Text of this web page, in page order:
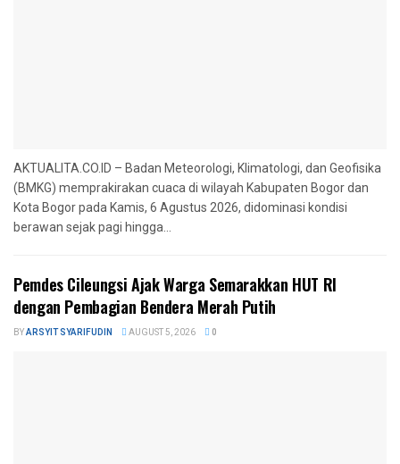
AKTUALITA.CO.ID – Badan Meteorologi, Klimatologi, dan Geofisika
(BMKG) memprakirakan cuaca di wilayah Kabupaten Bogor dan
Kota Bogor pada Kamis, 6 Agustus 2026, didominasi kondisi
berawan sejak pagi hingga...
Pemdes Cileungsi Ajak Warga Semarakkan HUT RI
dengan Pembagian Bendera Merah Putih
BYARSYIT SYARIFUDIN AUGUST 5, 2026 0